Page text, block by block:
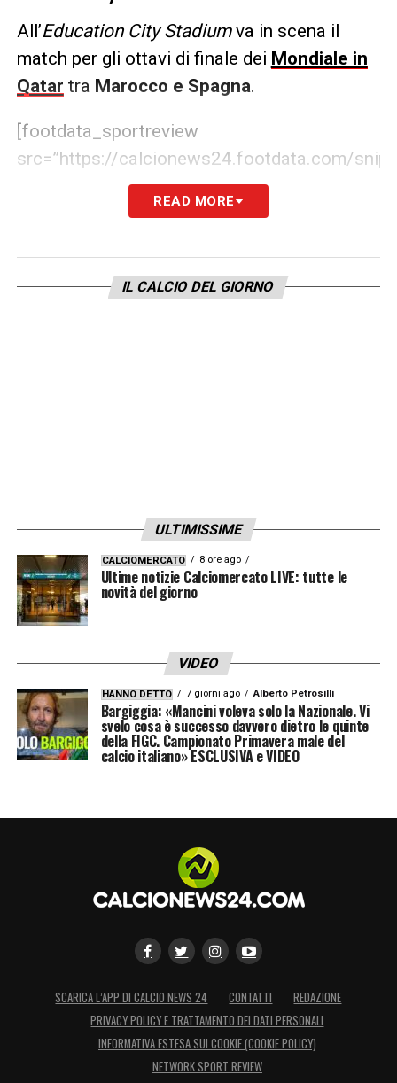
All’Education City Stadiumva in scena il
match per gli ottavi di finale dei Mondiale in
Qatar tra Marocco e Spagna.
[footdata_sportreview
src=”https://calcionews24.footdata.com/
READ MORE
IL CALCIO DEL GIORNO
ULTIMISSIME
CALCIOMERCATO 8 ore ago
Ultime notizie Calciomercato LIVE: tutte le
novità del giorno
VIDEO
HANNO DETTO 7 giorni ago Alberto Petrosilli
Bargiggia: «Mancini voleva solo la Nazionale. Vi
svelo cosa è successo davvero dietro le quinte
della FIGC. Campionato Primavera male del
calcio italiano» ESCLUSIVA e VIDEO
SCARICA L’APP DI CALCIO NEWS 24 CONTATTI
REDAZIONE
PRIVACY POLICY E TRATTAMENTO DEI DATI PERSONALI
INFORMATIVA ESTESA SUI COOKIE (COOKIE POLICY)
NETWORK SPORT REVIEW